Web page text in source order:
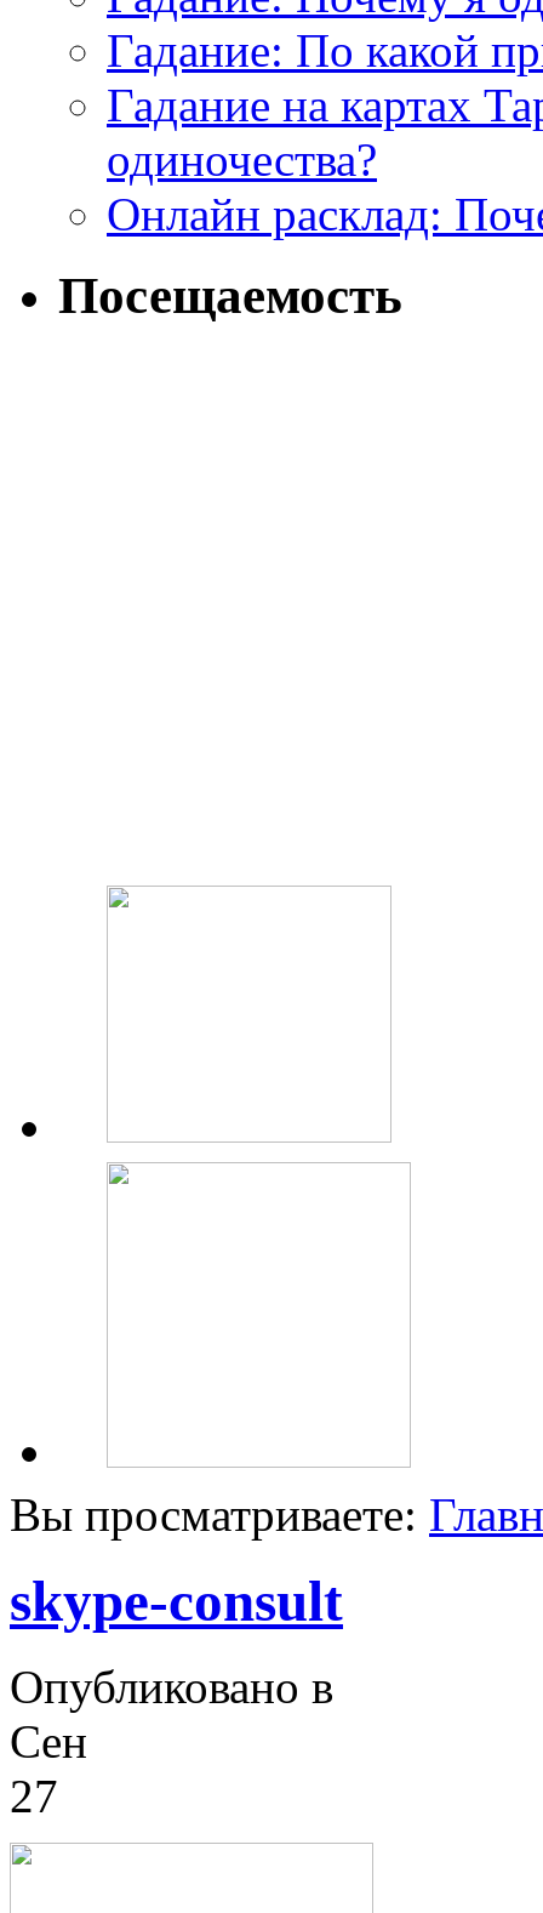
Гадание: По какой
Гадание на картах
одиночества?
Онлайн расклад:
Посещаемость
Вы просматриваете:
skype-consult
Опубликовано в
Сен
27